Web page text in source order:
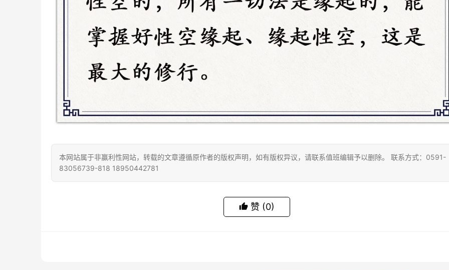
本网站属于非赢利性网站，转载的文章遵循原作者的版权声明，如有版权异议，请联系值班编辑予以删除。 联系方式：0591-
83056739-818 18950442781
赞 (0)